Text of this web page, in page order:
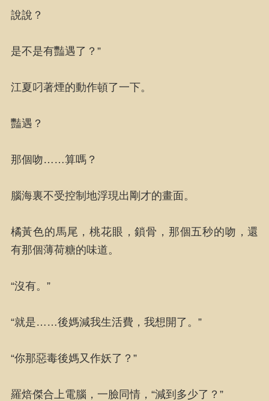
說說？
是不是有豔遇了？”
江夏叼著煙的動作頓了一下。
豔遇？
那個吻……算嗎？
腦海裏不受控制地浮現出剛才的畫面。
橘黃色的馬尾，桃花眼，鎖骨，那個五秒的吻，還
有那個薄荷糖的味道。
“沒有。”
“就是……後媽減我生活費，我想開了。”
“你那惡毒後媽又作妖了？”
羅焙傑合上電腦，一臉同情，“減到多少了？”